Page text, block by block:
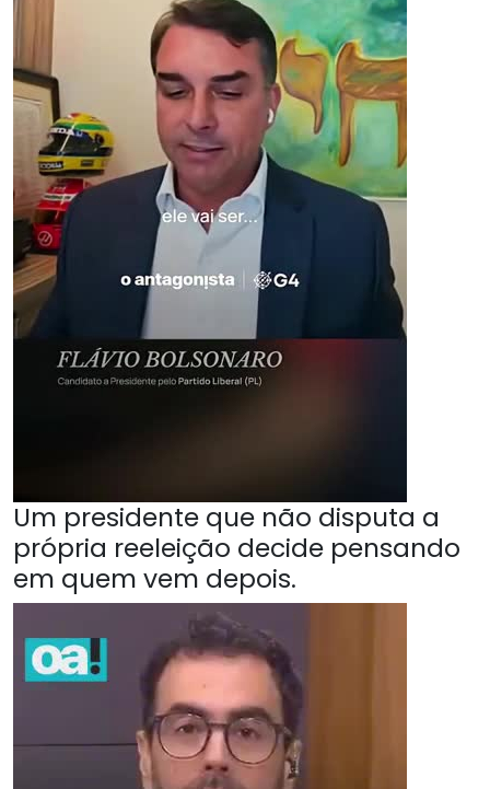
Um presidente que não disputa a
própria reeleição decide pensando
em quem vem depois.